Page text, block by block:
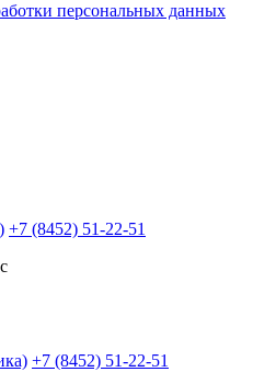
персональных данных
+7 (8452) 51-22-51
+7 (8452) 51-22-51